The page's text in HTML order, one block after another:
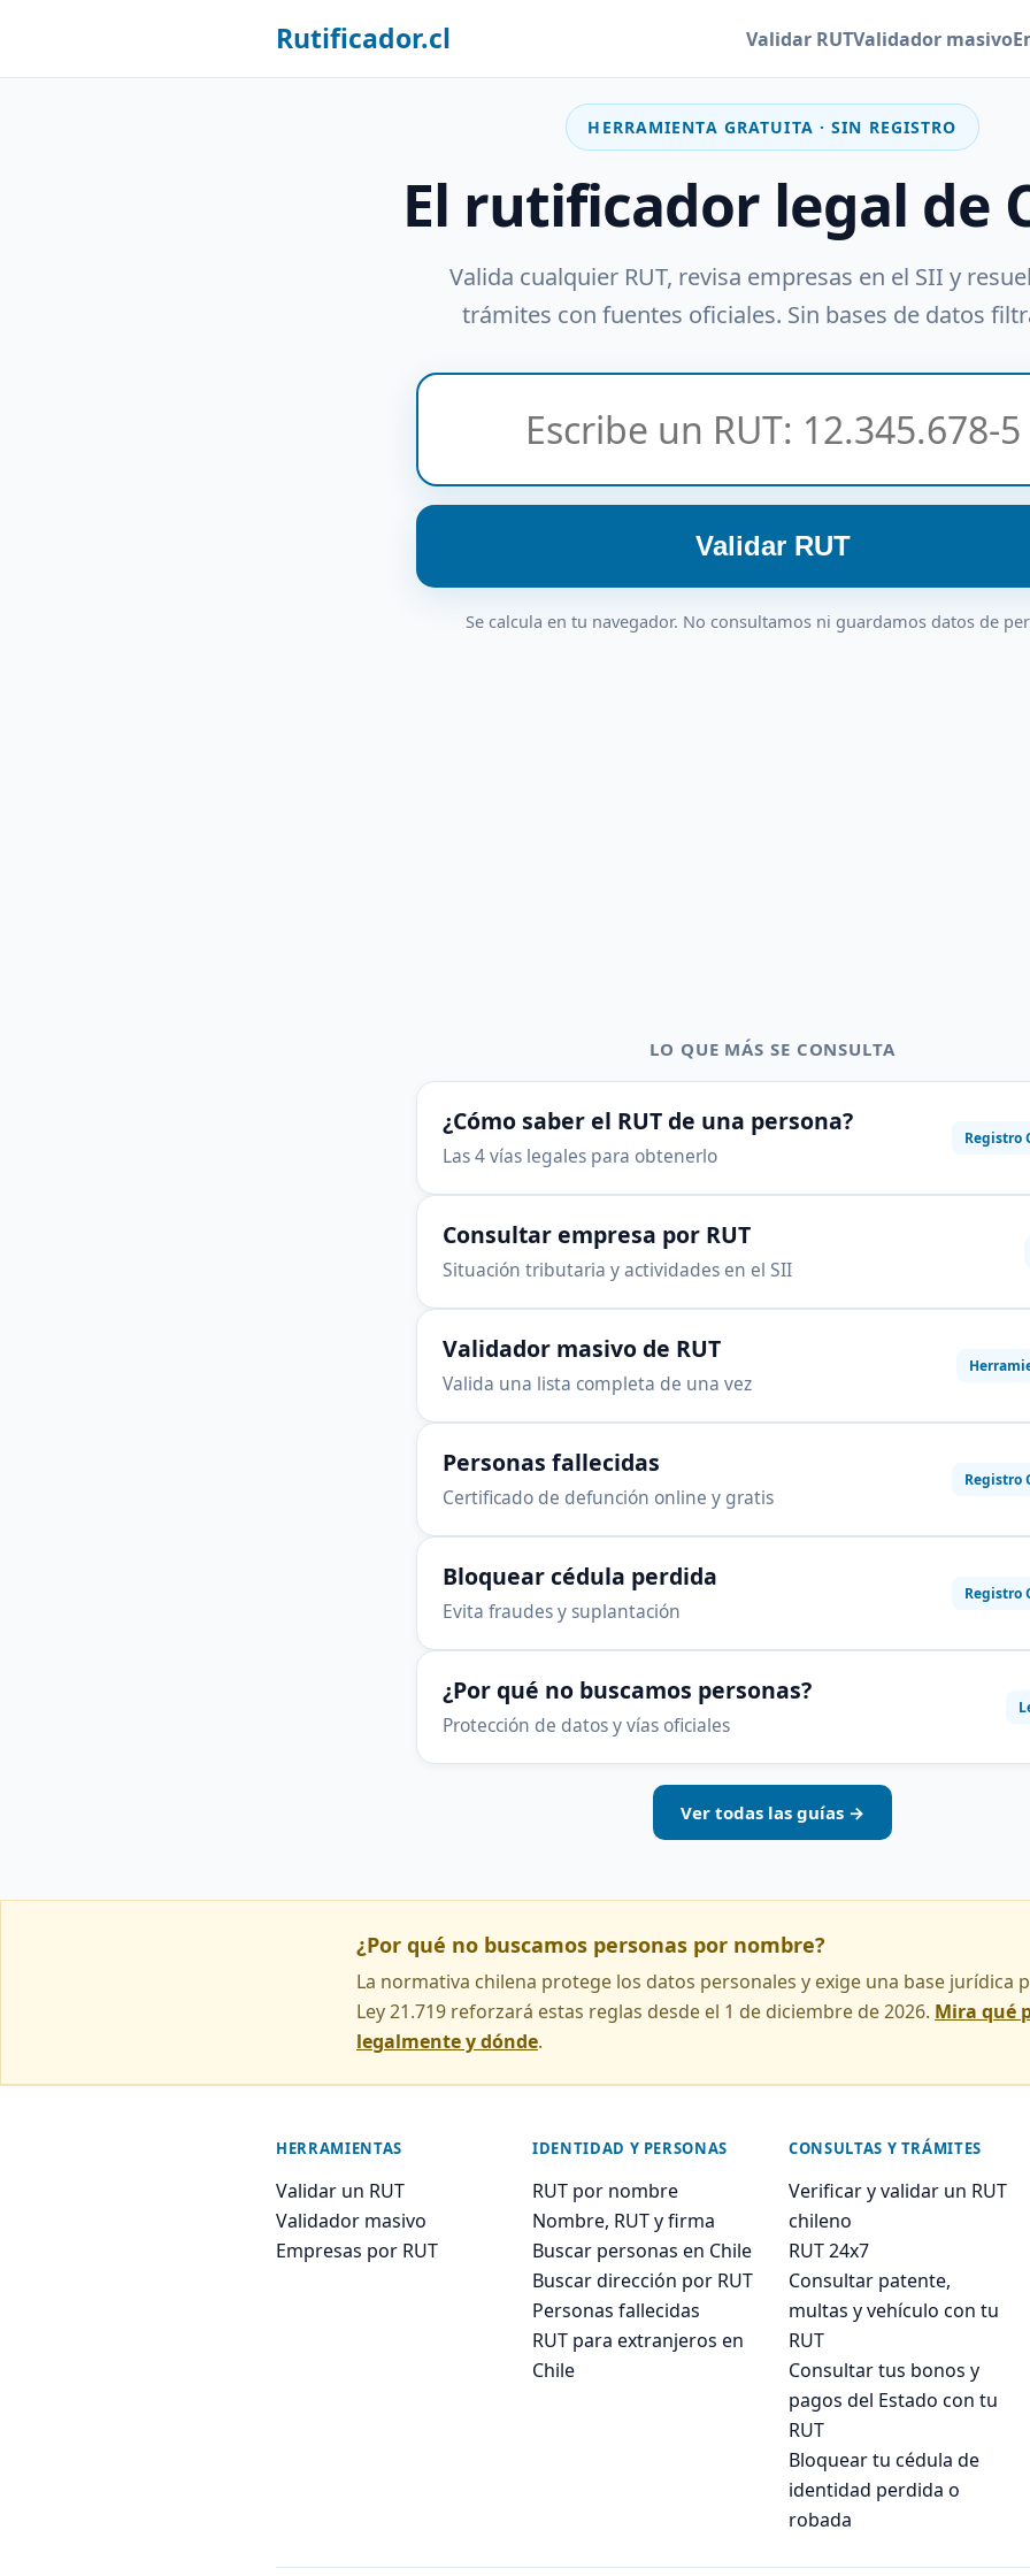
Rutificador.cl Validar RUTValidador masivo
HERRAMIENTA GRATUITA · SIN REGISTRO
El rutificador legal de
Valida cualquier RUT, revisa empresas en el SII y
trámites con fuentes oficiales. Sin bases de datos
Validar RUT
Se calcula en tu navegador. No consultamos ni guardamos datos de
LO QUE MÁS SE CONSULTA
¿Cómo saber el RUT de una persona?
Las 4 vías legales para obtenerlo
Registro
Consultar empresa por RUT
Situación tributaria y actividades en el SII
Validador masivo de RUT
Valida una lista completa de una vez
Personas fallecidas
Certificado de defunción online y gratis
Registro
Bloquear cédula perdida
Evita fraudes y suplantación
Registro
¿Por qué no buscamos personas?
Protección de datos y vías oficiales
Ver todas las guías →
¿Por qué no buscamos personas por nombre?
La normativa chilena protege los datos personales y exige una base jurídica
Ley 21.719 reforzará estas reglas desde el 1 de diciembre de 2026. Mira qué
legalmente y dónde.
HERRAMIENTAS
Validar un RUT
Validador masivo
Empresas por RUT
IDENTIDAD Y PERSONAS
RUT por nombre
Nombre, RUT y firma
Buscar personas en Chile
Buscar dirección por RUT
Personas fallecidas
RUT para extranjeros en
Chile
CONSULTAS Y TRÁMITES
Verificar y validar un RUT
chileno
RUT 24x7
Consultar patente,
multas y vehículo con tu
RUT
Consultar tus bonos y
pagos del Estado con tu
RUT
Bloquear tu cédula de
identidad perdida o
robada